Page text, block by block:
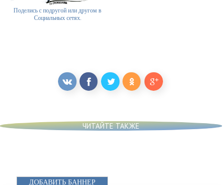
Поделись с подругой или другом в
Социальных сетях.
ЧИТАЙТЕ ТАКЖЕ
ДОБАВИТЬ БАННЕР